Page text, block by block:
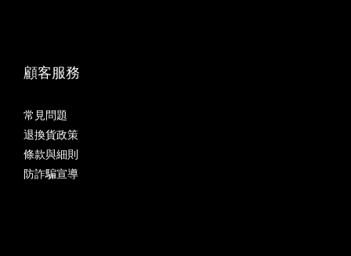
顧客服務
常見問題
退換貨政策
條款與細則
防詐騙宣導